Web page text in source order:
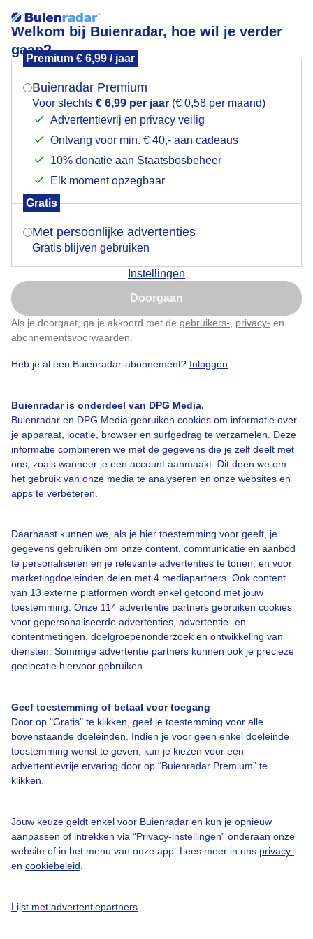
Welkom bij Buienradar, hoe wil je verder
gaan?
Premium € 6,99 / jaar
Buienradar Premium
Voor slechts € 6,99 per jaar (€ 0,58 per maand)
Advertentievrij en privacy veilig
Ontvang voor min. € 40,- aan cadeaus
10% donatie aan Staatsbosbeheer
Elk moment opzegbaar
Gratis
Met persoonlijke advertenties
Gratis blijven gebruiken
Instellingen
Doorgaan
Als je doorgaat, ga je akkoord met de gebruikers- privacy- en
abonnementsvoorwaarden
Heb je al een Buienradar-abonnement? Inloggen
Buienradar is onderdeel van DPG Media.
Buienradar en DPG Media gebruiken cookies om informatie over
je apparaat, locatie, browser en surfgedrag te verzamelen. Deze
informatie combineren we met de gegevens die je zelf deelt met
ons, zoals wanneer je een account aanmaakt. Dit doen we om
het gebruik van onze media te analyseren en onze websites en
apps te verbeteren.
Daarnaast kunnen we, als je hier toestemming voor geeft, je
gegevens gebruiken om onze content, communicatie en aanbod
te personaliseren en je relevante advertenties te tonen, en voor
marketingdoeleinden delen met 4 mediapartners. Ook content
van 13 externe platformen wordt enkel getoond met jouw
toestemming. Onze 114 advertentie partners gebruiken cookies
voor gepersonaliseerde advertenties, advertentie- en
contentmetingen, doelgroepenonderzoek en ontwikkeling van
diensten. Sommige advertentie partners kunnen ook je precieze
geolocatie hiervoor gebruiken.
Geef toestemming of betaal voor toegang
Door op "Gratis" te klikken, geef je toestemming voor alle
bovenstaande doeleinden. Indien je voor geen enkel doeleinde
toestemming wenst te geven, kun je kiezen voor een
advertentievrije ervaring door op “Buienradar Premium” te
klikken.
Jouw keuze geldt enkel voor Buienradar en kun je opnieuw
aanpassen of intrekken via “Privacy-instellingen” onderaan onze
website of in het menu van onze app. Lees meer in ons privacy-
en cookiebeleid
Lijst met advertentiepartners
Haven Porec
Door: Anita Maes-Kuppens Gemaakt: 05-06-2026, 34x bekeken
Zon Wolken Wind
Bekijk slideshow
Over Buienradar
Bedrijfsgegevens
Contact
Toegankelijkheid
Gebruikersvoorwaarden
Adverteren
Privacy beleid
Cookie beleid
Mogen we je locatie gebruiken voor het
Indien je hier nog geen akkoord op hebt gegeven,
verschijnt er zo een pop-up uit je browser waarin
Is goed, toon de popup
Nu niet, misschien later
Klik hierom dit aan te passen